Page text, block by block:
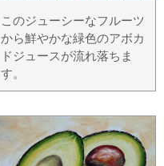
このジューシーなフルーツ
から鮮やかな緑色のアボカ
ドジュースが流れ落ちま
す。